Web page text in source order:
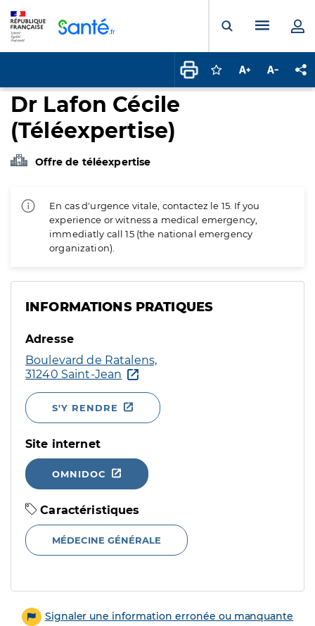
Ouvrir laMenu
Connectez-vous
Augmenter la
Dr Lafon Cécile
(Téléexpertise)
Offre de téléexpertise
En cas d'urgence vitale, contactez le 15. If you
experience or witness a medical emergency,
immediatly call 15 (the national emergency
organization).
INFORMATIONS PRATIQUES
Adresse
Boulevard de Ratalens,
31240 Saint-Jean
S'Y RENDRE
Site internet
OMNIDOC
Caractéristiques
MÉDECINE GÉNÉRALE
Signaler une information erronée ou manquante